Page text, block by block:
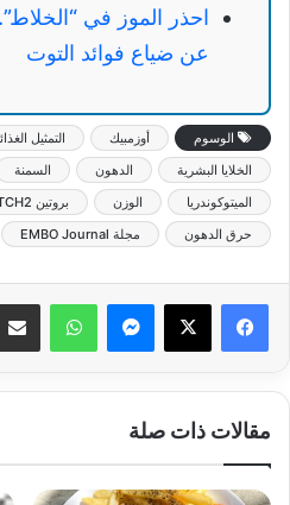
احذر الموز في
عن ضياع فوائد التوت
الوسوم أوزمبيك التمثيل
الخلايا البشرية
الدهون السمنة
الميتوكوندريا
الوزن بروتين MTCH2
حرق الدهون
مجلة EMBO Journal
ماسنجر واتساب
مقالات ذات صلة